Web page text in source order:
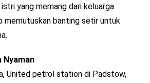
yang memang dari keluarga
memutuskan banting setir untuk
Nyaman
United petrol station di Padstow,